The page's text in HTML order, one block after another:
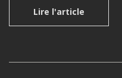
Lire l'article